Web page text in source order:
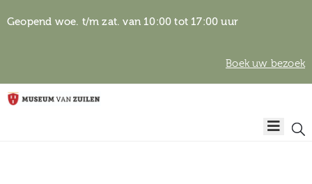
Geopend woe. t/m zat. van 10:00 tot 17:00 uur
Boek uw bezoek
Home
Algemene